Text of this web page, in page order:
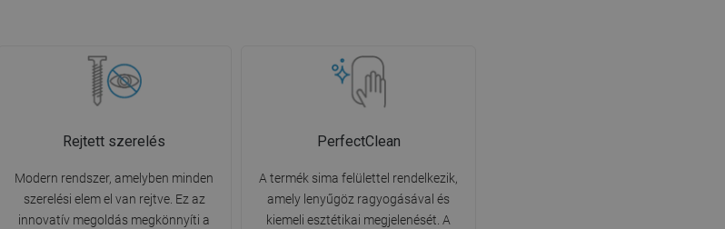
Rejtett szerelés
Modern rendszer, amelyben minden
szerelési elem el van rejtve. Ez az
innovatív megoldás megkönnyíti a
PerfectClean
A termék sima felülettel rendelkezik,
amely lenyűgöz ragyogásával és
kiemeli esztétikai megjelenését. A